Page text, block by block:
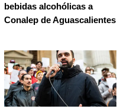
bebidas alcohólicas a
Conalep de Aguascalientes